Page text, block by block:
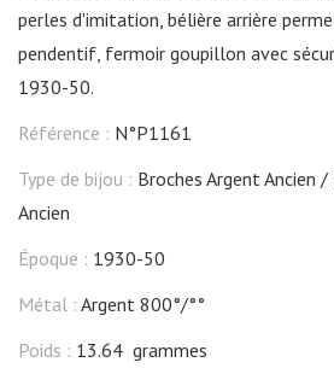
perles d'imitation, bélière arrière
pendentif, fermoir goupillon avec
1930-50.
Référence : N°P1161
Type de bijou : Broches Argent Ancien
Ancien
Époque : 1930-50
Métal : Argent 800°/°°
Poids : 13.64 grammes